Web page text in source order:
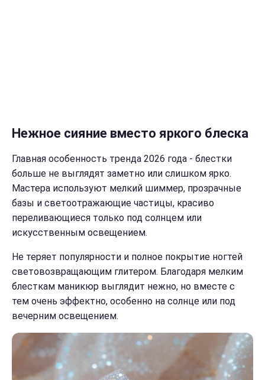
Нежное сияние вместо яркого блеска
Главная особенность тренда 2026 года - блестки
больше не выглядят заметно или слишком ярко.
Мастера используют мелкий шиммер, прозрачные
базы и светоотражающие частицы, красиво
переливающиеся только под солнцем или
искусственным освещением.
Не теряет популярности и полное покрытие ногтей
световозвращающим глитером. Благодаря мелким
блесткам маникюр выглядит нежно, но вместе с
тем очень эффектно, особенно на солнце или под
вечерним освещением.